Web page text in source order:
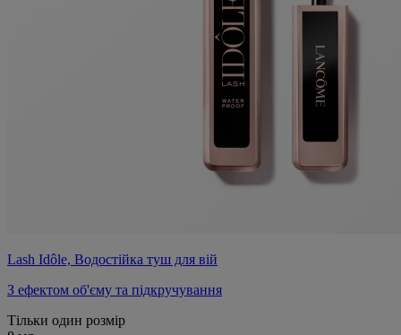
Lash Idôle, Водостійка туш для вій
З ефектом об'єму та підкручування
Тільки один розмір